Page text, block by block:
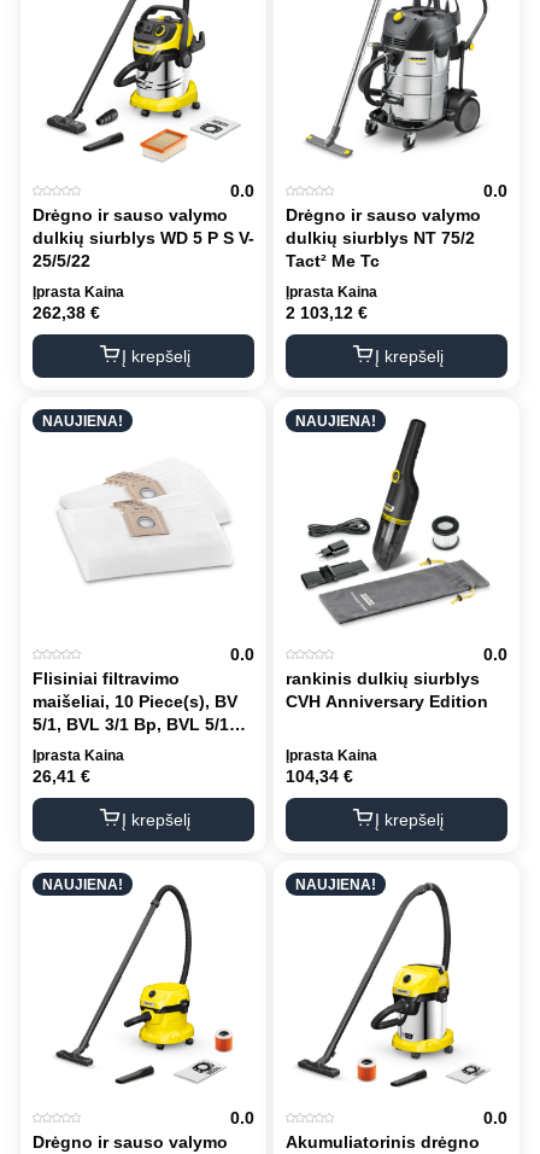
0.0
Drėgno ir sauso valymo
dulkių siurblys WD 5 P S V-
25/5/22
Įprasta Kaina
262,38 €
Į krepšelį
0.0
Drėgno ir sauso valymo
dulkių siurblys NT 75/2
Tact² Me Tc
Įprasta Kaina
2 103,12 €
Į krepšelį
NAUJIENA!
0.0
Flisiniai filtravimo
maišeliai, 10 Piece(s), BV
5/1, BVL 3/1 Bp, BVL 5/1
Bp, T 7/1, T 9/1
Įprasta Kaina
26,41 €
Į krepšelį
NAUJIENA!
0.0
rankinis dulkių siurblys
CVH Anniversary Edition
Įprasta Kaina
104,34 €
Į krepšelį
NAUJIENA!
0.0
Drėgno ir sauso valymo
NAUJIENA!
0.0
Akumuliatorinis drėgno